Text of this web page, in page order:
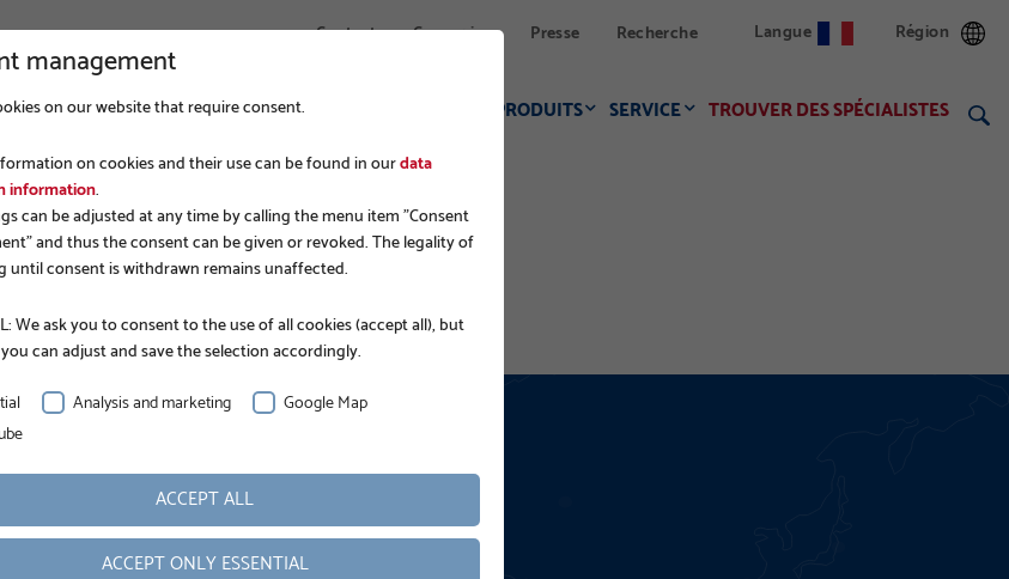
Contact Connexion Presse Recherche Langue Région
ENTREPRISE FONDATIONS PRODUITS SERVICE TROUVER DES SPÉCIALISTES
management
on our website that require consent.
on cookies and their use can be found in ourdata
information.
can be adjusted at any time by calling the menu item "Consent
and thus the consent can be given or revoked. The legality of
until consent is withdrawn remains unaffected.
We ask you to consent to the use of all cookies (accept all), but
can adjust and save the selection accordingly.
Analysis and marketing
Google Map
ACCEPT ALL
ACCEPT ONLY ESSENTIAL